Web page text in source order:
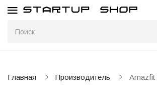
Главная Производитель Amazfit